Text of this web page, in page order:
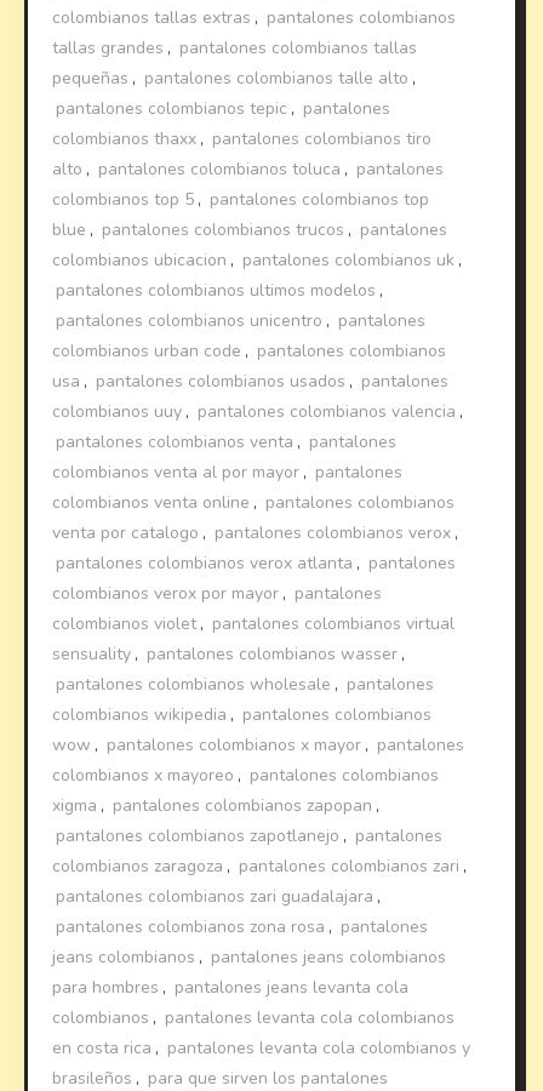
colombianos tallas extras , pantalones colombianos
tallas grandes , pantalones colombianos tallas
pequeñas , pantalones colombianos talle alto ,
pantalones colombianos tepic , pantalones
colombianos thaxx , pantalones colombianos tiro
alto , pantalones colombianos toluca , pantalones
colombianos top 5 , pantalones colombianos top
blue , pantalones colombianos trucos , pantalones
colombianos ubicacion , pantalones colombianos uk ,
pantalones colombianos ultimos modelos ,
pantalones colombianos unicentro , pantalones
colombianos urban code , pantalones colombianos
usa , pantalones colombianos usados , pantalones
colombianos uuy , pantalones colombianos valencia ,
pantalones colombianos venta , pantalones
colombianos venta al por mayor , pantalones
colombianos venta online , pantalones colombianos
venta por catalogo , pantalones colombianos verox ,
pantalones colombianos verox atlanta , pantalones
colombianos verox por mayor , pantalones
colombianos violet, pantalones colombianos virtual
sensuality , pantalones colombianos wasser ,
pantalones colombianos wholesale , pantalones
colombianos wikipedia , pantalones colombianos
wow , pantalones colombianos x mayor , pantalones
colombianos x mayoreo , pantalones colombianos
xigma , pantalones colombianos zapopan ,
pantalones colombianos zapotlanejo , pantalones
colombianos zaragoza , pantalones colombianos zari ,
pantalones colombianos zari guadalajara ,
pantalones colombianos zona rosa , pantalones
jeans colombianos , pantalones jeans colombianos
para hombres , pantalones jeans levanta cola
colombianos , pantalones levanta cola colombianos
en costa rica , pantalones levanta cola colombianos y
brasileños , para que sirven los pantalones